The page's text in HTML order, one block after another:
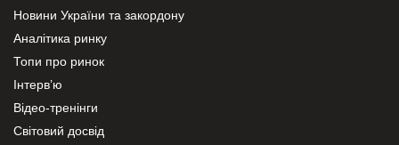
Новини України та закордону
Аналітика ринку
Топи про ринок
Інтерв’ю
Відео-тренінги
Світовий досвід